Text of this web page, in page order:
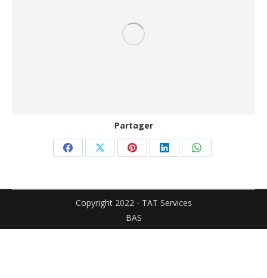
Partager
Partager
Facebook
Partager
X
Partager
Pinterest
Partager
LinkedIn
Partager
WhatsApp
Copyright 2022 - TAT Services
BAS